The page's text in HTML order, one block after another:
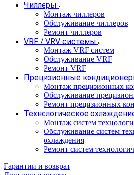
Чиллеры
Монтаж чиллеров
Обслуживание чиллеров
Ремонт чиллеров
VRF / VRV системы
Монтаж VRF систем
Обслуживание VRF
Ремонт VRF
Прецизионные
Монтаж прецизионных
Обслуживание
Ремонт прецизионных
Технологическое
Монтаж систем
Обслуживание систем
охлаждения
Ремонт систем
Гарантии и возврат